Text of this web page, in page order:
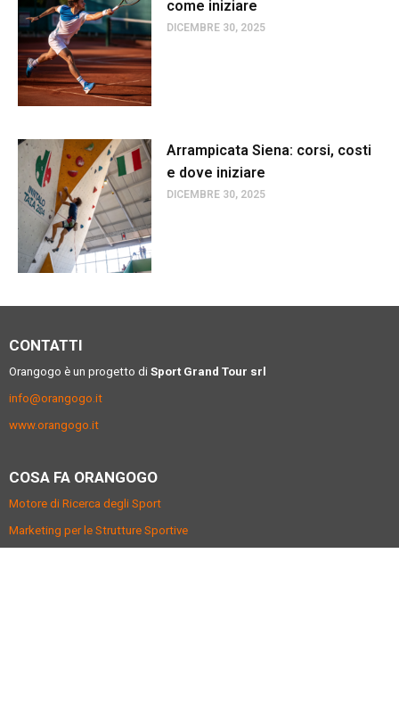
come iniziare
DICEMBRE 30, 2025
Arrampicata Siena: corsi, costi
e dove iniziare
DICEMBRE 30, 2025
CONTATTI
Orangogo è un progetto di Sport Grand Tour srl
info@orangogo.it
www.orangogo.it
COSA FA ORANGOGO
Motore di Ricerca degli Sport
Marketing per le Strutture Sportive